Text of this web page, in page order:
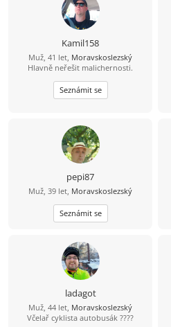
Kamil158
Muž, 41 let, Moravskoslezský
Hlavně neřešit malichernosti.
Seznámit se
pepi87
Muž, 39 let, Moravskoslezský
Seznámit se
ladagot
Muž, 44 let, Moravskoslezský
Včelař cyklista autobusák ????